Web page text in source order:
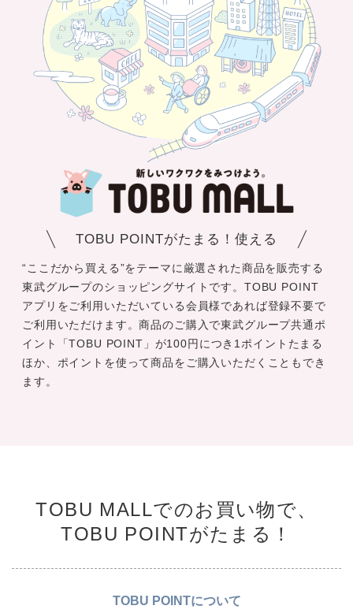
TOBU POINTがたまる！使える
“ここだから買える”をテーマに厳選された商品を販売する
東武グループのショッピングサイトです。TOBU POINT
アプリをご利用いただいている会員様であれば登録不要で
ご利用いただけます。商品のご購入で東武グループ共通ポ
イント「TOBU POINT」が100円につき1ポイントたまる
ほか、ポイントを使って商品をご購入いただくこともでき
ます。
TOBU MALLでのお買い物で、
TOBU POINTがたまる！
TOBU POINTについて